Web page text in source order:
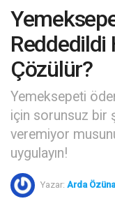
Reddedildi
Çözülür?
Yemeksepeti
için sorunsuz bir
veremiyor
uygulayın!
Yazar: Arda